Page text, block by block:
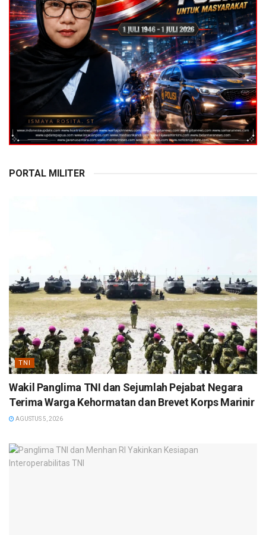
PORTAL MILITER
TNI
Wakil Panglima TNI dan Sejumlah Pejabat Negara
Terima Warga Kehormatan dan Brevet Korps Marinir
AGUSTUS 5, 2026